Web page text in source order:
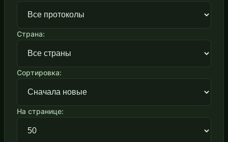
Страна:
Сортировка:
На странице: